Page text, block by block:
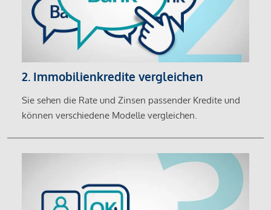
2. Immobilienkredite vergleichen
Sie sehen die Rate und Zinsen passender Kredite und
können verschiedene Modelle vergleichen.